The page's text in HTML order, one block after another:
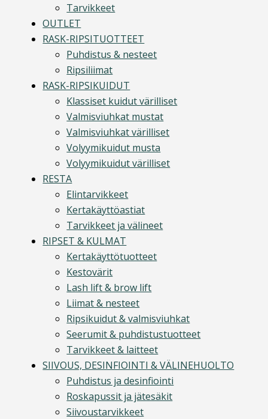
Tarvikkeet
OUTLET
RASK-RIPSITUOTTEET
Puhdistus & nesteet
Ripsiliimat
RASK-RIPSIKUIDUT
Klassiset kuidut värilliset
Valmisviuhkat mustat
Valmisviuhkat värilliset
Volyymikuidut musta
Volyymikuidut värilliset
RESTA
Elintarvikkeet
Kertakäyttöastiat
Tarvikkeet ja välineet
RIPSET & KULMAT
Kertakäyttötuotteet
Kestovärit
Lash lift & brow lift
Liimat & nesteet
Ripsikuidut & valmisviuhkat
Seerumit & puhdistustuotteet
Tarvikkeet & laitteet
SIIVOUS, DESINFIOINTI & VÄLINEHUOLTO
Puhdistus ja desinfiointi
Roskapussit ja jätesäkit
Siivoustarvikkeet